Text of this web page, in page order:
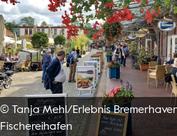
© Tanja Mehl/Erlebnis
Fischereihafen